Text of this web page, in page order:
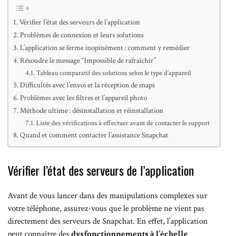
Vérifier l’état des serveurs de l’application
Problèmes de connexion et leurs solutions
L’application se ferme inopinément : comment y remédier
Résoudre le message “Impossible de rafraîchir”
Tableau comparatif des solutions selon le type d’appareil
Difficultés avec l’envoi et la réception de snaps
Problèmes avec les filtres et l’appareil photo
Méthode ultime : désinstallation et réinstallation
Liste des vérifications à effectuer avant de contacter le support
Quand et comment contacter l’assistance Snapchat
Vérifier l’état des serveurs de l’application
Avant de vous lancer dans des manipulations complexes sur
votre téléphone, assurez-vous que le problème ne vient pas
directement des serveurs de Snapchat. En effet, l’application